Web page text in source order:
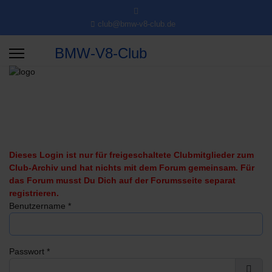
club@bmw-v8-club.de
BMW-V8-Club
Dieses Login ist nur für freigeschaltete Clubmitglieder zum
Club-Archiv und hat nichts mit dem Forum gemeinsam. Für
das Forum musst Du Dich auf der Forumsseite separat
registrieren.
Benutzername *
Passwort *